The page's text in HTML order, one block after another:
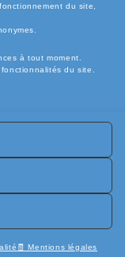
du site,
à tout moment.
du site.
🧾 Mentions légales
Mentions légales
droits RGPD
et retours